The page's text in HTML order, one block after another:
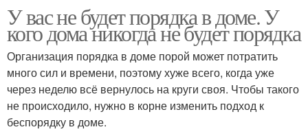
У вас не будет порядка в доме. У
кого дома никогда не будет порядка
Организация порядка в доме порой может потратить
много сил и времени, поэтому хуже всего, когда уже
через неделю всё вернулось на круги своя. Чтобы такого
не происходило, нужно в корне изменить подход к
беспорядку в доме.